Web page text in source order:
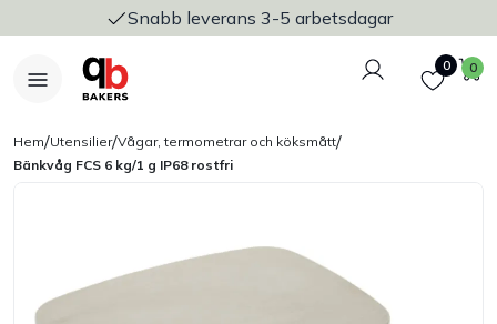
Snabb leverans 3-5 arbetsdagar
Logga in
Favoriter
0 0
Bakers Pureline
Hem/Utensilier/Vågar, termometrar och köksmått/
Bänkvåg FCS 6 kg/1 g IP68 rostfri